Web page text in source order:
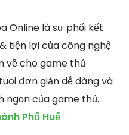
Online là sự phối kết
tiện lợi của công nghệ
về cho game thủ
đơn giản dễ dàng và
ngọn của game thủ.
Phố Huế